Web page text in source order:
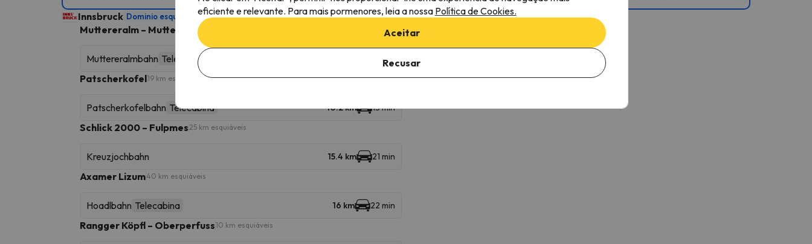
Innsbruck Dominio esquiável 333 km esquiáveis
Muttereralm – Mutters/Götzens
Muttereralmbahn Telecabina 5 min
Patscherkofel19 km esquiáveis
Patscherkofelbahn Telecabina 10.2 km 13 min
Schlick 2000 – Fulpmes 25 km esquiáveis
Kreuzjochbahn 15.4 km 21 min
Axamer Lizum40 km esquiáveis
Hoadlbahn Telecabina 16 km 22 min
Rangger Köpfl – Oberperfuss10 km esquiáveis
eficiente e relevante. Para mais pormenores, leia a nossa Política de Cookies.
Aceitar
Recusar